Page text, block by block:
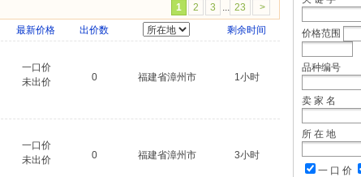
价格范围
品种编号
卖 家 名
所 在 地
一 口 价
1 2 3 ... 23
>
最新价格 出价数 剩余时间
一口价
未出价
0 福建省漳州市 1小时
一口价
未出价
0 福建省漳州市 3小时